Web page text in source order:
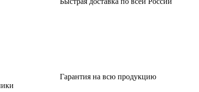
Гарантия на всю продукцию